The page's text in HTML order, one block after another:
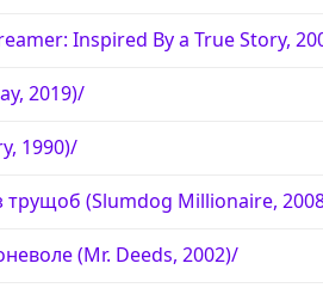
Inspired By a True Story,
2019)/
1990)/
(Slumdog Millionaire,
(Mr. Deeds, 2002)/